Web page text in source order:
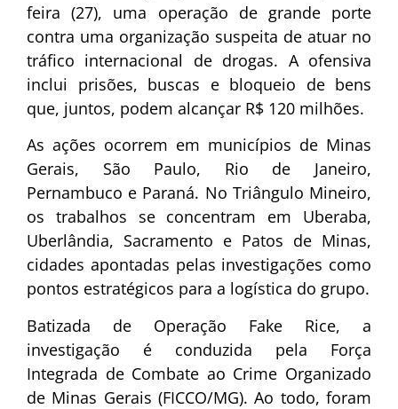
feira (27), uma operação de grande porte
contra uma organização suspeita de atuar no
tráfico internacional de drogas. A ofensiva
inclui prisões, buscas e bloqueio de bens
que, juntos, podem alcançar R$ 120 milhões.
As ações ocorrem em municípios de Minas
Gerais, São Paulo, Rio de Janeiro,
Pernambuco e Paraná. No Triângulo Mineiro,
os trabalhos se concentram em Uberaba,
Uberlândia, Sacramento e Patos de Minas,
cidades apontadas pelas investigações como
pontos estratégicos para a logística do grupo.
Batizada de Operação Fake Rice, a
investigação é conduzida pela Força
Integrada de Combate ao Crime Organizado
de Minas Gerais (FICCO/MG). Ao todo, foram